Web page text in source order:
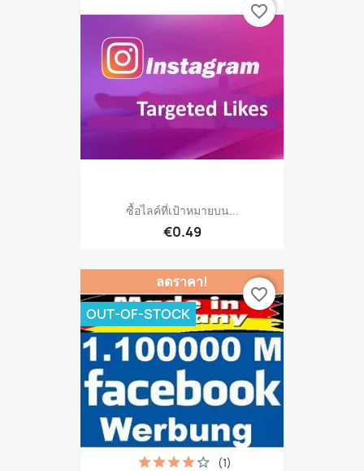
ซื้อไลค์ที่เป้าหมายบน...
€0.49
favorite_border
(1)
ลดราคา!
OUT-OF-STOCK
favorite_border